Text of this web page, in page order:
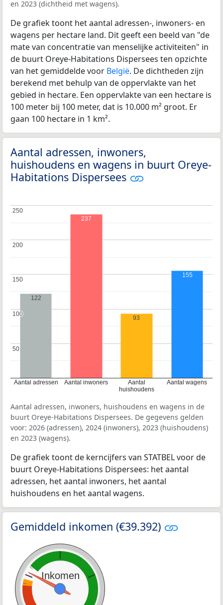
en 2023 (dichtheid met wagens).
De grafiek toont het aantal adressen-, inwoners- en
wagens per hectare land. Dit geeft een beeld van "de
mate van concentratie van menselijke activiteiten" in
de buurt Oreye-Habitations Dispersees ten opzichte
van het gemiddelde voor België. De dichtheden zijn
berekend met behulp van de oppervlakte van het
gebied in hectare. Een oppervlakte van een hectare is
100 meter bij 100 meter, dat is 10.000 m² groot. Er
gaan 100 hectare in 1 km².
Aantal adressen, inwoners,
huishoudens en wagens in buurt Oreye-
Habitations Dispersees
Aantal adressen Aantal inwoners
Aantal
huishoudens
Aantal wagens
50
50
100
100
150
150
200
200
250
250
122
237
93
155
Aantal adressen, inwoners, huishoudens en wagens in de
buurt Oreye-Habitations Dispersees. De gegevens gelden
voor: 2026 (adressen), 2024 (inwoners), 2023 (huishoudens)
en 2023 (wagens).
De grafiek toont de kerncijfers van STATBEL voor de
buurt Oreye-Habitations Dispersees: het aantal
adressen, het aantal inwoners, het aantal
huishoudens en het aantal wagens.
Gemiddeld inkomen (€39.392)
Inkomen